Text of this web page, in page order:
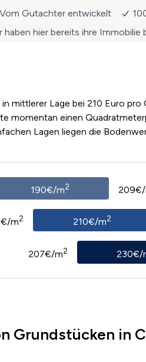
mittlerer Lage bei 210 Euro pro
momentan einen
Lagen liegen die
190€/m2
m2 210€/m2
207€/m2 230€/
Grundstücken in